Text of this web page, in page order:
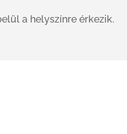
a helyszínre érkezik.